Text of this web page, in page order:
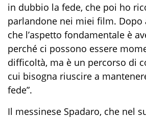
in dubbio la fede, che poi ho
parlandone nei miei film. Dopo
che l’aspetto fondamentale è
perché ci possono essere
difficoltà, ma è un percorso di
cui bisogna riuscire a
fede”.
Il messinese Spadaro, che nel